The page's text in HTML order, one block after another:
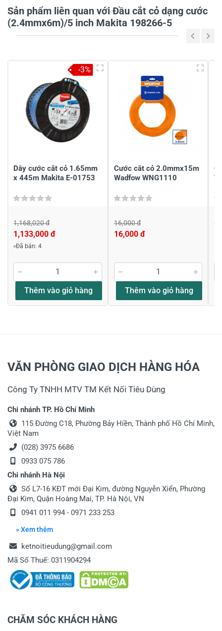
Tiêu đề của nhận xét
Gửi nhận xét
Sản phẩm liên quan với Đầu cắt cỏ dạng cước
(2.4mmx6m)/5 inch Makita 198266-5
Dây cước cắt cỏ 1.65mm
x 445m Makita E-01753
1,168,020 đ
1,133,000 đ
Đã bán: 4
Thêm vào giỏ hàng
-3%
Cước cắt cỏ 2.0mmx15m
Wadfow WNG1110
16,000 đ
16,000 đ
Thêm vào giỏ hàng
VĂN PHÒNG GIAO DỊCH HÀNG HÓA
Công Ty TNHH MTV TM Kết Nối Tiêu Dùng
Chi nhánh TP. Hồ Chí Minh
115 Đường C18, Phường Bảy Hiền, Thành phố Hồ Chí Minh,
Việt Nam
(028) 3975 6686
0933 075 786
Chi nhánh Hà Nội
Số L7-16 KĐT mới Đại Kim, đường Nguyễn Xiển, Phường
Đại Kim, Quận Hoàng Mai, TP. Hà Nội, VN
0941 011 994 - 0971 233 253
» Xem thêm
ketnoitieudung@gmail.com
Mã Số Thuế: 0311904294
CHĂM SÓC KHÁCH HÀNG